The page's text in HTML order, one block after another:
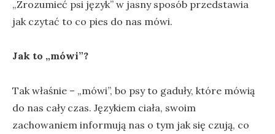
„Zrozumieć psi język” w jasny sposób przedstawia
jak czytać to co pies do nas mówi.
Jak to „mówi”?
Tak właśnie – „mówi”, bo psy to gaduły, które mówią
do nas cały czas. Językiem ciała, swoim
zachowaniem informują nas o tym jak się czują, co